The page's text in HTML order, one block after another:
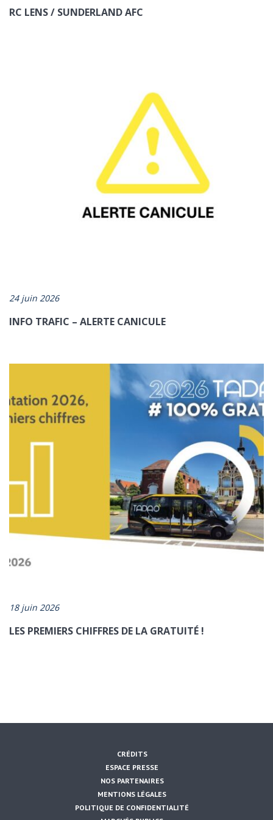
RC LENS / SUNDERLAND AFC
24 juin 2026
INFO TRAFIC – ALERTE CANICULE
18 juin 2026
LES PREMIERS CHIFFRES DE LA GRATUITÉ !
CRÉDITS
ESPACE PRESSE
NOS PARTENAIRES
MENTIONS LÉGALES
POLITIQUE DE CONFIDENTIALITÉ